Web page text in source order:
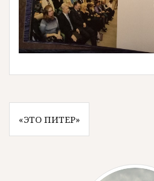
Навигация
по«ЭТО ПИТЕР»